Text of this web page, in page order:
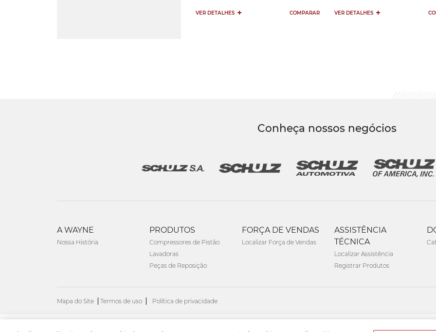
VER DETALHES + COMPARAR VER DETALHES +
Conheça nossos negócios
A WAYNE
Nossa História
PRODUTOS
Compressores de Pistão
Lavadoras
Peças de Reposição
FORÇA DE VENDAS
Localizar Força de Vendas
ASSISTÊNCIA
TÉCNICA
Localizar Assistência
Registrar Produtos
Mapa do Site Termos de uso Política de privacidade